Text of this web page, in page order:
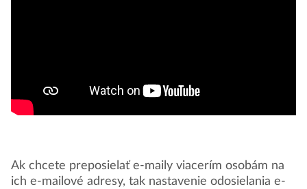
Ak chcete preposielať e-maily viacerím osobám na
ich e-mailové adresy, tak nastavenie odosielania e-